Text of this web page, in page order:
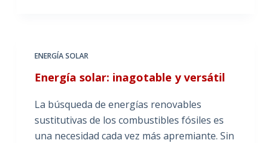
ENERGÍA SOLAR
Energía solar: inagotable y versátil
La búsqueda de energías renovables
sustitutivas de los combustibles fósiles es
una necesidad cada vez más apremiante. Sin